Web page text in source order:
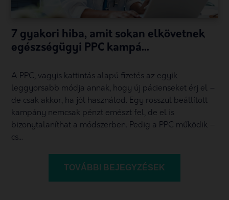
7 gyakori hiba, amit sokan elkövetnek
egészségügyi PPC kampá...
A PPC, vagyis kattintás alapú fizetés az egyik
leggyorsabb módja annak, hogy új pácienseket érj el –
de csak akkor, ha jól használod. Egy rosszul beállított
kampány nemcsak pénzt emészt fel, de el is
bizonytalaníthat a módszerben. Pedig a PPC működik –
cs...
TOVÁBBI BEJEGYZÉSEK